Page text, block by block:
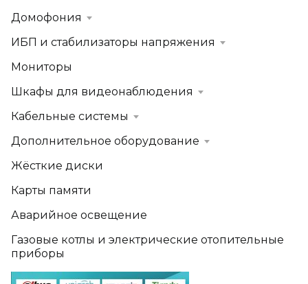
Домофония
ИБП и стабилизаторы напряжения
Мониторы
Шкафы для видеонаблюдения
Кабельные системы
Дополнительное оборудование
Жёсткие диски
Карты памяти
Аварийное освещение
Газовые котлы и электрические отопительные
приборы